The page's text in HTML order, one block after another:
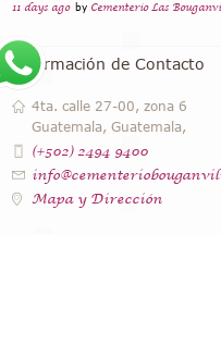
11 days ago by Cementerio Las
Información de Contacto
4ta. calle 27-00, zona 6
Guatemala, Guatemala,
(+502) 2494 9400
Mapa y Dirección